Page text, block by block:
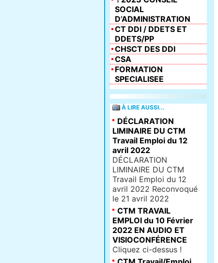
SOCIAL
D’ADMINISTRATION
CT DDI / DDETS ET
DDETS/PP
CHSCT DES DDI
CSA
FORMATION
SPECIALISEE
À LIRE AUSSI...
DÉCLARATION
LIMINAIRE DU CTM
Travail Emploi du 12
avril 2022
DÉCLARATION
LIMINAIRE DU CTM
Travail Emploi du 12
avril 2022 Reconvoqué
le 21 avril 2022
CTM TRAVAIL
EMPLOI du 10 Février
2022 EN AUDIO ET
VISIOCONFÉRENCE
Cliquez ci-dessus !